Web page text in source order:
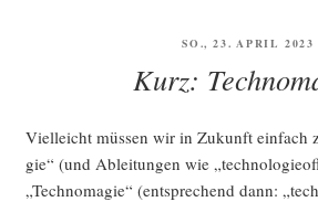
VERÖFFENTLICHT
SO., 23. APRIL 2023
Kurz:
Viel­leicht müs­sen wir in Zukunft ein­fach
gie“ (und Ablei­tun­gen wie
„Tech­no­ma­gie“ (ent­spre­chend dann: